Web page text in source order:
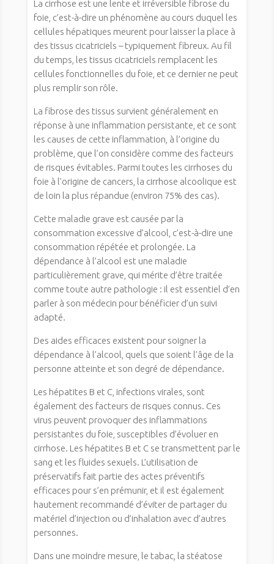
La cirrhose est une lente et irréversible fibrose du
foie, c’est-à-dire un phénomène au cours duquel les
cellules hépatiques meurent pour laisser la place à
des tissus cicatriciels – typiquement fibreux. Au fil
du temps, les tissus cicatriciels remplacent les
cellules fonctionnelles du foie, et ce dernier ne peut
plus remplir son rôle.
La fibrose des tissus survient généralement en
réponse à une inflammation persistante, et ce sont
les causes de cette inflammation, à l’origine du
problème, que l’on considère comme des facteurs
de risques évitables. Parmi toutes les cirrhoses du
foie à l’origine de cancers, la cirrhose alcoolique est
de loin la plus répandue (environ 75% des cas).
Cette maladie grave est causée par la
consommation excessive d’alcool, c’est-à-dire une
consommation répétée et prolongée. La
dépendance à l’alcool est une maladie
particulièrement grave, qui mérite d’être traitée
comme toute autre pathologie : il est essentiel d’en
parler à son médecin pour bénéficier d’un suivi
adapté.
Des aides efficaces existent pour soigner la
dépendance à l’alcool, quels que soient l’âge de la
personne atteinte et son degré de dépendance.
Les hépatites B et C, infections virales, sont
également des facteurs de risques connus. Ces
virus peuvent provoquer des inflammations
persistantes du foie, susceptibles d’évoluer en
cirrhose. Les hépatites B et C se transmettent par le
sang et les fluides sexuels. L’utilisation de
préservatifs fait partie des actes préventifs
efficaces pour s’en prémunir, et il est également
hautement recommandé d’éviter de partager du
matériel d’injection ou d’inhalation avec d’autres
personnes.
Dans une moindre mesure, le tabac, la stéatose